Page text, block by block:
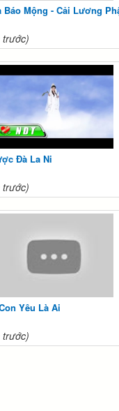
Báo Mộng - Cải Lương
trước)
Đà La Ni
trước)
Yêu Là Ai
trước)